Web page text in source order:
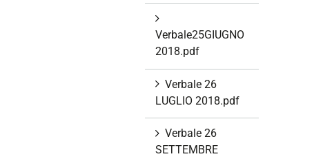
Verbale25GIUGNO
2018.pdf
Verbale 26
LUGLIO 2018.pdf
Verbale 26
SETTEMBRE